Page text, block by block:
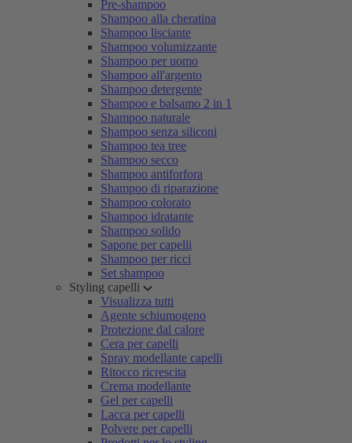
Pre-shampoo
Shampoo alla cheratina
Shampoo lisciante
Shampoo volumizzante
Shampoo per uomo
Shampoo all'argento
Shampoo detergente
Shampoo e balsamo 2 in 1
Shampoo naturale
Shampoo senza siliconi
Shampoo tea tree
Shampoo secco
Shampoo antiforfora
Shampoo di riparazione
Shampoo colorato
Shampoo idratante
Shampoo solido
Sapone per capelli
Shampoo per ricci
Set shampoo
Styling capelli
Visualizza tutti
Agente schiumogeno
Protezione dal calore
Cera per capelli
Spray modellante capelli
Ritocco ricrescita
Crema modellante
Gel per capelli
Lacca per capelli
Polvere per capelli